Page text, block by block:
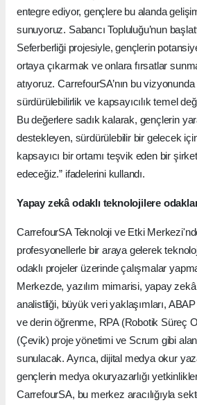
entegre ediyor, gençlere bu alanda
sunuyoruz. Sabancı Topluluğu’nun
Seferberliği projesiyle, gençlerin
ortaya çıkarmak ve onlara fırsatlar
atıyoruz. CarrefourSA’nın bu
sürdürülebilirlik ve kapsayıcılık temel
Bu değerlere sadık kalarak, gençlerin
destekleyen, sürdürülebilir bir gelecek
kapsayıcı bir ortamı teşvik eden bir
edeceğiz.” ifadelerini kullandı.
Yapay zekâ odaklı teknolojilere
CarrefourSA Teknoloji ve Etki
profesyonellerle bir araya gelerek
odaklı projeler üzerinde çalışmalar
Merkezde, yazılım mimarisi, yapay
analistliği, büyük veri yaklaşımları,
ve derin öğrenme, RPA (Robotik Süreç
(Çevik) proje yönetimi ve Scrum gibi
sunulacak. Ayrıca, dijital medya okur
gençlerin medya okuryazarlığı
CarrefourSA, bu merkez aracılığıyla